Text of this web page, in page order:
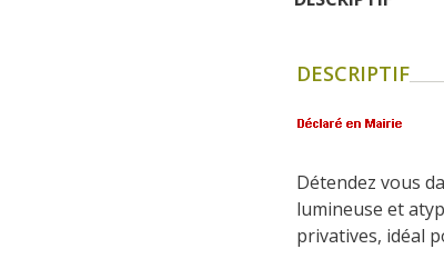
DESCRIPTIF
Détendez vous
lumineuse et
privatives, idéal